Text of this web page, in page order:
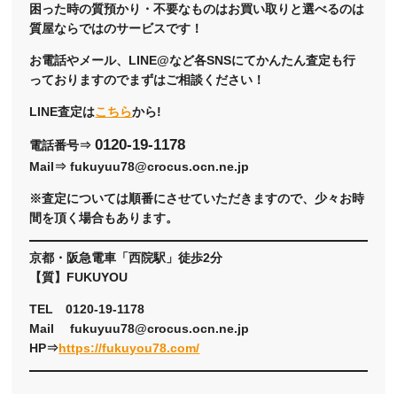
困った時の質預かり・不要なものはお買い取りと選べるのは
質屋ならではのサービスです！
お電話やメール、LINE@など各SNSにてかんたん査定も行
っておりますのでまずはご相談ください！
LINE査定はこちらから!
電話番号⇒0120-19-1178
Mail⇒ fukuyuu78@crocus.ocn.ne.jp
※査定については順番にさせていただきますので、少々お時
間を頂く場合もあります。
京都・阪急電車「西院駅」徒歩2分
【質】FUKUYOU
TEL 0120-19-1178
Mail fukuyuu78@crocus.ocn.ne.jp
HP⇒https://fukuyou78.com/